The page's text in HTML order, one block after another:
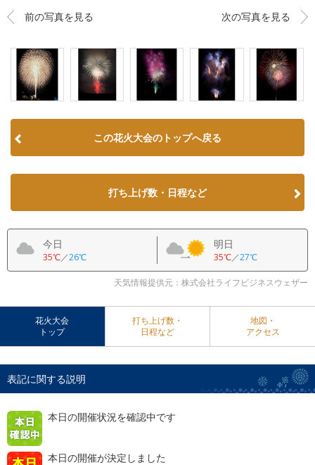
前の写真を見る 次の写真を見る
この花火大会のトップへ戻る
打ち上げ数・日程など
今日
35℃／26℃
明日
35℃／27℃
天気情報提供元：株式会社ライフビジネスウェザー
花火大会
トップ
打ち上げ数・
日程など
地図・
アクセス
表記に関する説明
本日の開催状況を確認中です
本日の開催が決定しました